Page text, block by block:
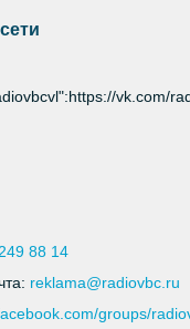
vk.com/
88 14
reklama@radiovbc.ru
groups/